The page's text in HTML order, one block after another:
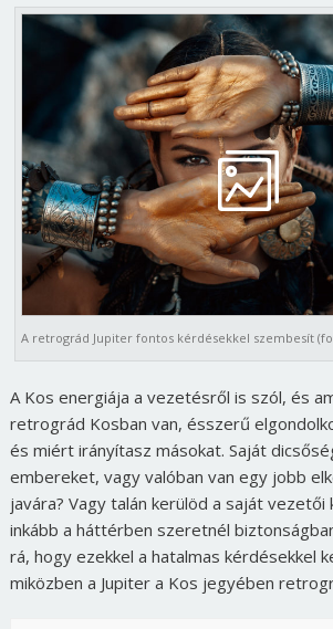
A retrográd Jupiter fontos kérdésekkel szembesít
A Kos energiája a vezetésről is szól, és
retrográd Kosban van, ésszerű
és miért irányítasz másokat. Saját
embereket, vagy valóban van egy jobb
javára? Vagy talán kerülöd a saját
inkább a háttérben szeretnél
rá, hogy ezekkel a hatalmas kérdésekkel
miközben a Jupiter a Kos jegyében